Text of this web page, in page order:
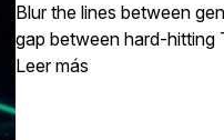
Blur the lines between
gap between hard-hitting
fusion of ethereal
Leer más